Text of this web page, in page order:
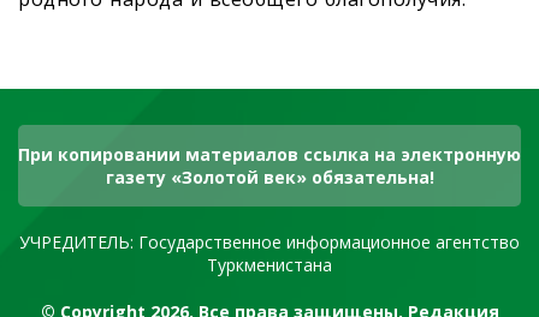
При копировании материалов ссылка на электронную
газету «Золотой век» обязательна!
УЧРЕДИТЕЛЬ: Государственное информационное агентство
Туркменистана
© Copyright 2026. Все права защищены. Редакция